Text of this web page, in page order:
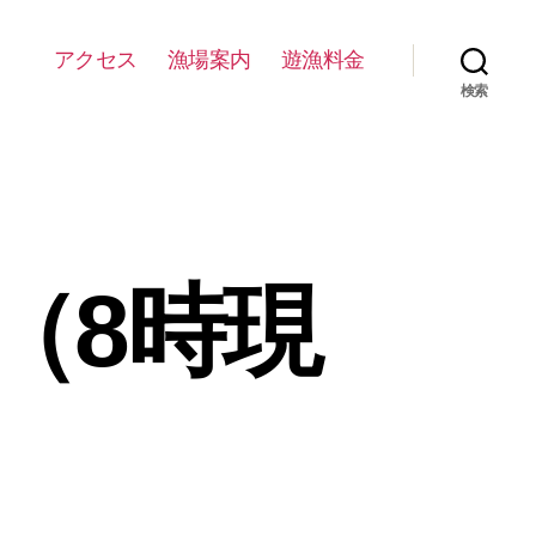
アクセス 漁場案内 遊漁料金
検索
8時現